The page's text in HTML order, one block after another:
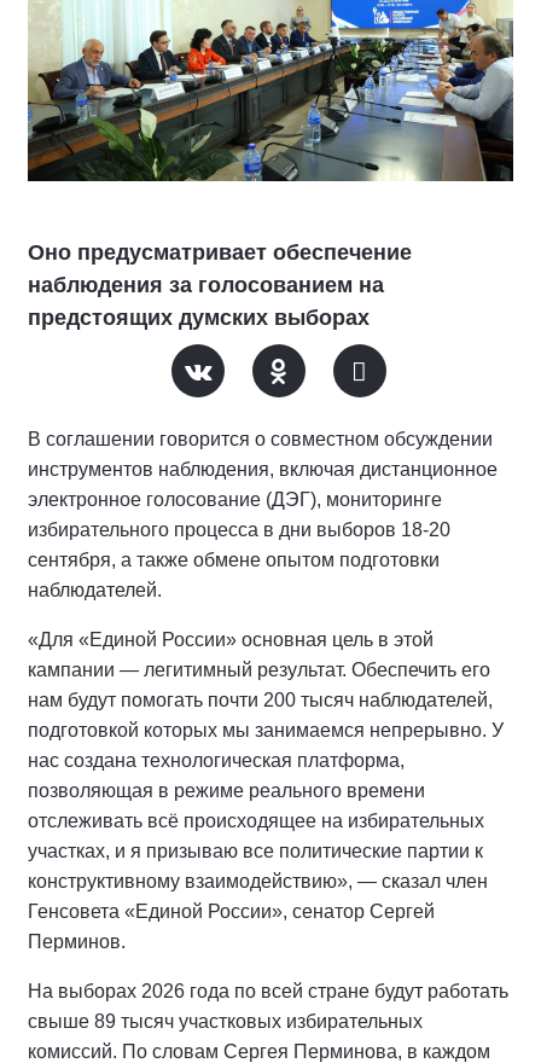
Оно предусматривает обеспечение
наблюдения за голосованием на
предстоящих думских выборах
В соглашении говорится о совместном обсуждении
инструментов наблюдения, включая дистанционное
электронное голосование (ДЭГ), мониторинге
избирательного процесса в дни выборов 18-20
сентября, а также обмене опытом подготовки
наблюдателей.
«Для «Единой России» основная цель в этой
кампании — легитимный результат. Обеспечить его
нам будут помогать почти 200 тысяч наблюдателей,
подготовкой которых мы занимаемся непрерывно. У
нас создана технологическая платформа,
позволяющая в режиме реального времени
отслеживать всё происходящее на избирательных
участках, и я призываю все политические партии к
конструктивному взаимодействию», — сказал член
Генсовета «Единой России», сенатор Сергей
Перминов.
На выборах 2026 года по всей стране будут работать
свыше 89 тысяч участковых избирательных
комиссий. По словам Сергея Перминова, в каждом